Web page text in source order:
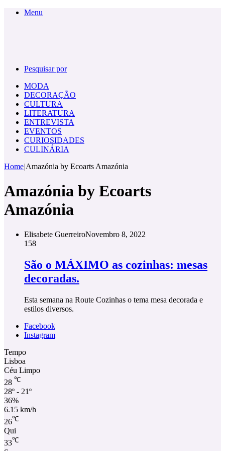
Menu
Pesquisar por
MODA
DECORAÇÃO
CULTURA
LITERATURA
ENTREVISTA
EVENTOS
CURIOSIDADES
CULINÁRIA
Home|Amazónia by Ecoarts Amazónia
Amazónia by Ecoarts
Amazónia
Elisabete GuerreiroNovembro 8, 2022
158
São o MÁXIMO as cozinhas: mesas
decoradas.
Esta semana na Route Cozinhas o tema mesa decorada e
estilos diversos.
Facebook
Instagram
Tempo
Lisboa
Céu Limpo
28 ℃
28º - 21º
36%
6.15 km/h
26℃
Qui
33℃